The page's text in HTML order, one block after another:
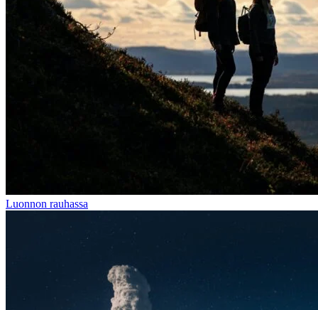
Luonnon rauhassa